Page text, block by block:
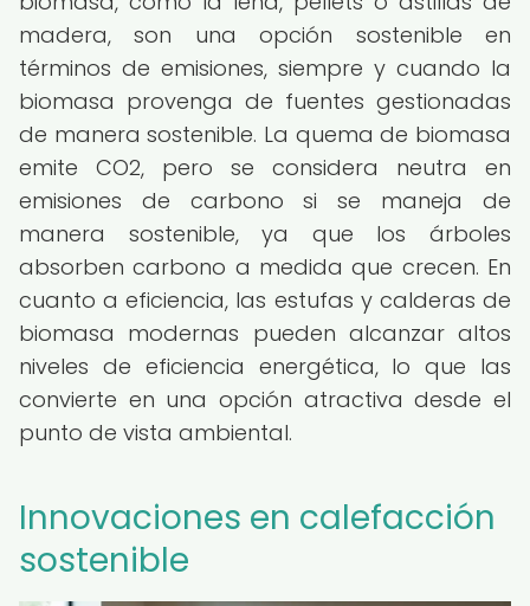
madera, son una opción sostenible en
términos de emisiones, siempre y cuando la
biomasa provenga de fuentes gestionadas
de manera sostenible. La quema de biomasa
emite CO2, pero se considera neutra en
emisiones de carbono si se maneja de
manera sostenible, ya que los árboles
absorben carbono a medida que crecen. En
cuanto a eficiencia, las estufas y calderas de
biomasa modernas pueden alcanzar altos
niveles de eficiencia energética, lo que las
convierte en una opción atractiva desde el
punto de vista ambiental.
Innovaciones en calefacción
sostenible